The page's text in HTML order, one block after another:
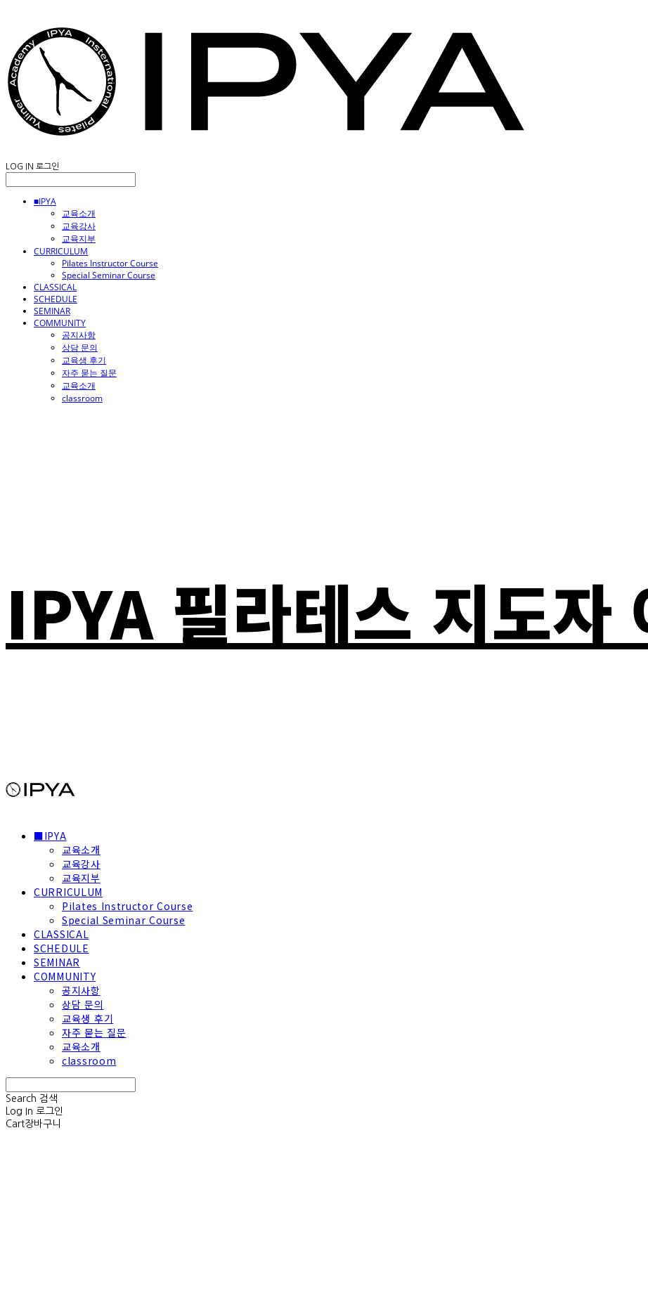
LOG IN 로그인
■IPYA
교육소개
교육강사
교육지부
CURRICULUM
Pilates Instructor Course
Special Seminar Course
CLASSICAL
SCHEDULE
SEMINAR
COMMUNITY
공지사항
상담 문의
교육생 후기
자주 묻는 질문
교육소개
classroom
IPYA 필라테스 지도자
■IPYA
교육소개
교육강사
교육지부
CURRICULUM
Pilates Instructor Course
Special Seminar Course
CLASSICAL
SCHEDULE
SEMINAR
COMMUNITY
공지사항
상담 문의
교육생 후기
자주 묻는 질문
교육소개
classroom
Search 검색
Log In 로그인
Cart장바구니